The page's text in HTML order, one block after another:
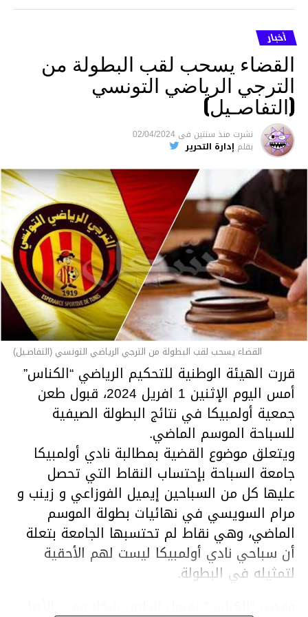
أخبار
القضاء يسحب لقب البطولة من
الترجي الرياضي التونسي
(التفاصـيل)
نشرت منذ سنتين فى 02/04/2024
بقلم إدارة التحرير
القضاء يسحب لقب البطولة من الترجي الرياضي التونسي (التفاصـيل)
قررت الهيئة الوطنية للتحكيم الرياضي “الكناس”
أمس اليوم الإثنين 1 افريل 2024، قبول طعن
جمعية أولمبيكا في نتائج البطولة الصيفية
للسباحة الموسم الماضي.
ويتعلق موضوع القضية بمطالبة نادي أولمبيكا
جامعة السباحة بإحتساب النقاط التي تحصل
عليها كل من السباحين إيميل الفوزاعي و زينب و
مرام السويسي في نهائيات بطولة الموسم
الماضي، وهي نقاط لم تحتسبها الجامعة بتعلة
أن سباحي نادي أولمبيكا ليست لهم الأحقية
لتمثيله في البطولة.